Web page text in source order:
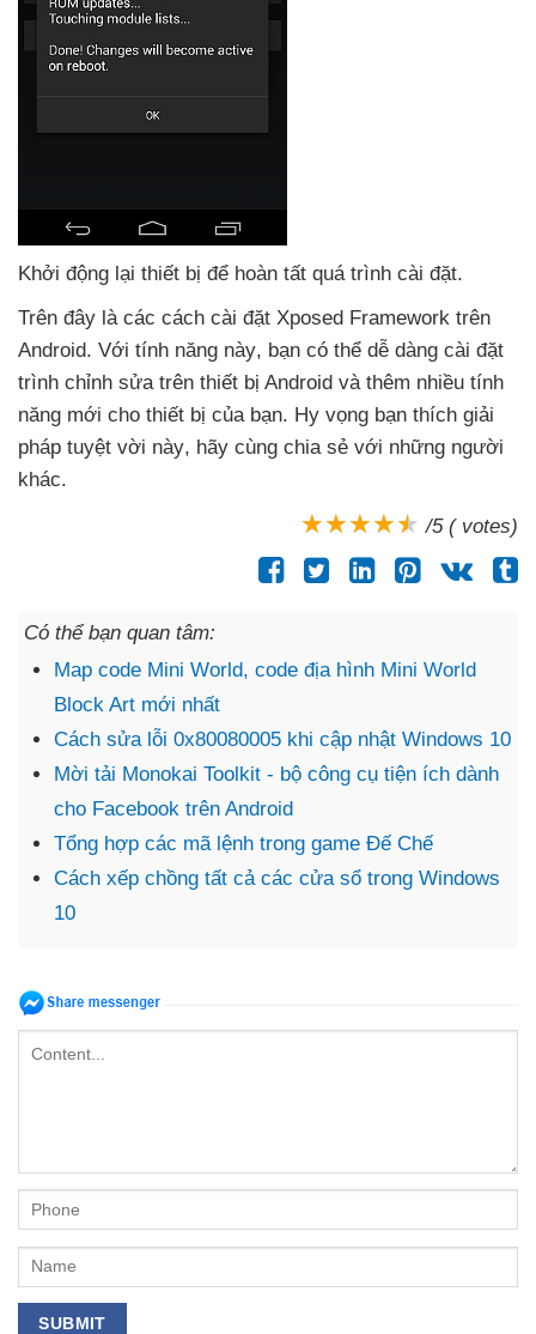
Khởi động lại thiết bị để hoàn tất quá trình cài đặt.
Trên đây là các cách cài đặt Xposed Framework trên
Android. Với tính năng này, bạn có thể dễ dàng cài đặt
trình chỉnh sửa trên thiết bị Android và thêm nhiều tính
năng mới cho thiết bị của bạn. Hy vọng bạn thích giải
pháp tuyệt vời này, hãy cùng chia sẻ với những người
khác.
/5 ( votes)
Có thể bạn quan tâm:
Map code Mini World, code địa hình Mini World
Block Art mới nhất
Cách sửa lỗi 0x80080005 khi cập nhật Windows 10
Mời tải Monokai Toolkit - bộ công cụ tiện ích dành
cho Facebook trên Android
Tổng hợp các mã lệnh trong game Đế Chế
Cách xếp chồng tất cả các cửa sổ trong Windows
10